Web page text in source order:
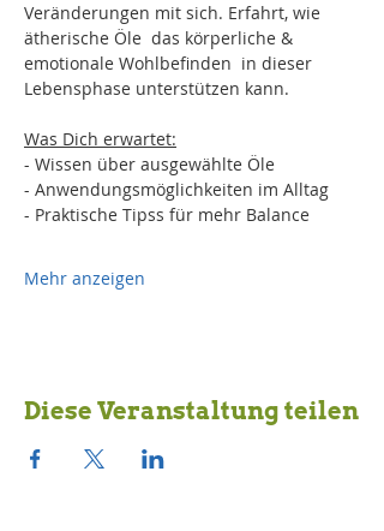
Veränderungen mit sich. Erfahrt, wie
ätherische Öle  das körperliche &
emotionale Wohlbefinden  in dieser
Lebensphase unterstützen kann.
Was Dich erwartet:
- Wissen über ausgewählte Öle
- Anwendungsmöglichkeiten im Alltag
- Praktische Tipss für mehr Balance
Mehr anzeigen
Diese Veranstaltung teilen